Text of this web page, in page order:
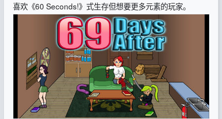
喜欢《60 Seconds!》式生存但想要更多元素的玩家。